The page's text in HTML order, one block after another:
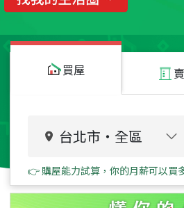
買屋
台北市 ・ 全區
👉 購屋能力試算，你的月薪可以買